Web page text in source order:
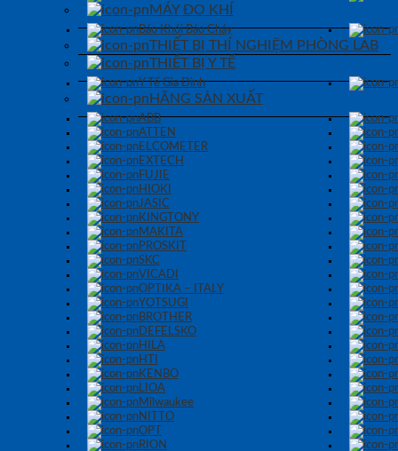
MÁY ĐO KHÍ
Báo Khói Báo Cháy
THIẾT BỊ THÍ NGHIỆM PHÒNG LAB
THIẾT BỊ Y TẾ
Y Tế Gia Đình
HÃNG SẢN XUẤT
ABB
ATTEN
ELCOMETER
EXTECH
FUJIE
HIOKI
JASIC
KINGTONY
MAKITA
PROSKIT
SKC
VICADI
OPTIKA – ITALY
YOTSUGI
BROTHER
DEFELSKO
HILA
HTI
KENBO
LIOA
Milwaukee
NITTO
OPT
RION